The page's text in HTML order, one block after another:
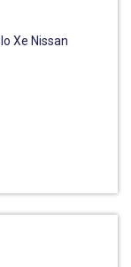
Xe Nissan